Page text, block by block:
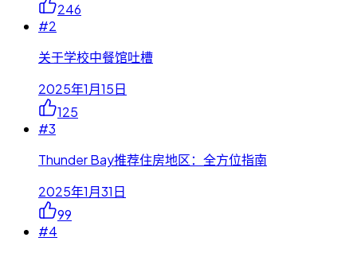
246
#2
关于学校中餐馆吐槽
2025年1月15日
125
#3
Thunder Bay推荐住房地区：全方位指南
2025年1月31日
99
#4